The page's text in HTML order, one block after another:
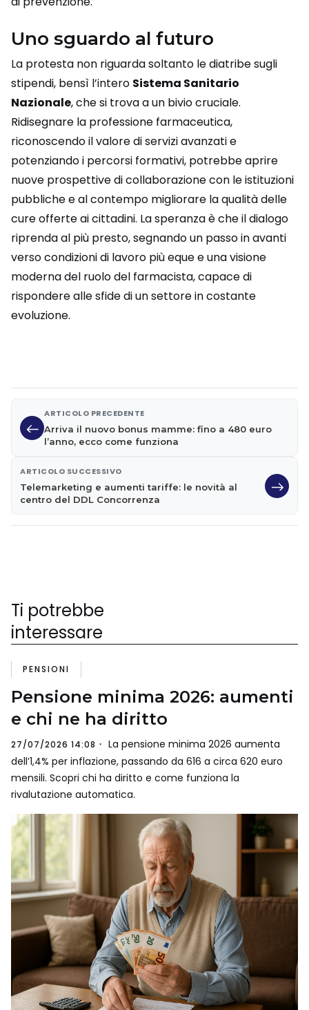
Uno sguardo al futuro
La protesta non riguarda soltanto le diatribe sugli
stipendi, bensì l’intero Sistema Sanitario
Nazionale, che si trova a un bivio cruciale.
Ridisegnare la professione farmaceutica,
riconoscendo il valore di servizi avanzati e
potenziando i percorsi formativi, potrebbe aprire
nuove prospettive di collaborazione con le istituzioni
pubbliche e al contempo migliorare la qualità delle
cure offerte ai cittadini. La speranza è che il dialogo
riprenda al più presto, segnando un passo in avanti
verso condizioni di lavoro più eque e una visione
moderna del ruolo del farmacista, capace di
rispondere alle sfide di un settore in costante
evoluzione.
ARTICOLO PRECEDENTE
Arriva il nuovo bonus mamme: fino a 480 euro
l’anno, ecco come funziona
ARTICOLO SUCCESSIVO
Telemarketing e aumenti tariffe: le novità al
centro del DDL Concorrenza
Ti potrebbe
interessare
PENSIONI
Pensione minima 2026: aumenti
e chi ne ha diritto
27/07/2026 14:08
La pensione minima 2026 aumenta
dell’1,4% per inflazione, passando da 616 a circa 620 euro
mensili. Scopri chi ha diritto e come funziona la
rivalutazione automatica.